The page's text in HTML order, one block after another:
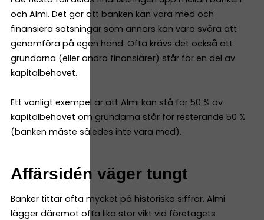
och Almi. Det gör att banken kan vara med och
finansiera satsningar som annars kan vara svåra att
genomföra på egen hand. Ofta krävs det också att
grundarna (eller andra finansiärer) står för en del av
kapitalbehovet.
Ett vanligt exempel är att Almi kan stå för 50 % av
kapitalbehovet om grundarna står för resterande 50 %
(banken måste således inte vara med).
Affärsidén väger tungt
Banker tittar ofta mycket på historiska siffror. Almi
lägger däremot ofta lika stor vikt vid företagets